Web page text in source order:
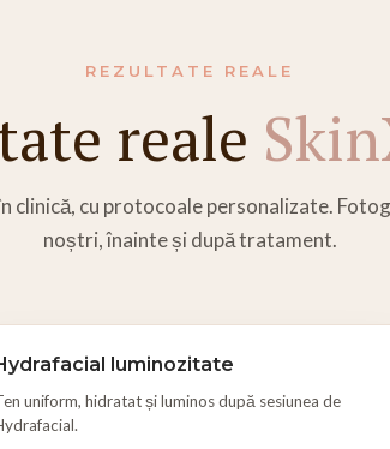
REZULTATE REALE
reale
clinică, cu protocoale personalizate.
noștri, înainte și după tratament.
luminozitate
uniform, hidratat și luminos după sesiunea de